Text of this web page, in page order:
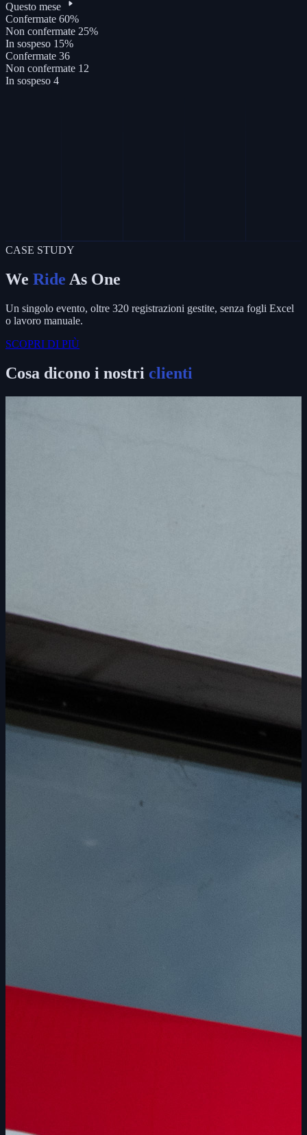
Questo mese
Confermate 60%
Non confermate 25%
In sospeso 15%
Confermate 36
Non confermate 12
In sospeso 4
CASE STUDY
We Ride As One
Un singolo evento, oltre 320 registrazioni gestite, senza fogli Excel
o lavoro manuale.
SCOPRI DI PIÙ
Cosa dicono i nostri clienti